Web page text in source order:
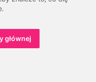
głównej